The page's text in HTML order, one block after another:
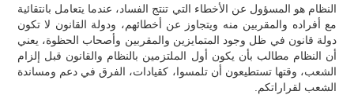
النظام هو المسؤول عن الأخطاء التي تنتج الفساد، عندما يتعامل بانتقائية
مع أفراده والمقربين منه ويتجاوز عن أخطائهم، ودولة القانون لا تكون
دولة قانون في ظل وجود المتمايزين والمقربين وأصحاب الحظوة، يعني
أن النظام مطالب بأن يكون أول الملتزمين بالنظام والقانون قبل إلزام
الشعب، وقتها تستطيعون أن تلمسوا، كقيادات، الفرق في دعم ومساندة
الشعب لقراراتكم.